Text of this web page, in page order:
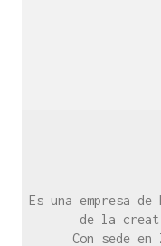
Es una empresa
de la
Con sede